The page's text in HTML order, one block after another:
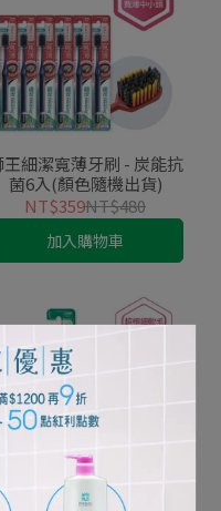
王細潔寬薄牙刷 - 炭能抗
菌6入(顏色隨機出貨)
NT$359NT$480
加入購物車
王細潔寬薄牙刷 - 茶究柔